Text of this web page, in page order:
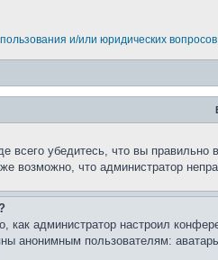
и/или юридических
всего убедитесь, что вы
возможно, что администратор
как администратор настроил
анонимным пользователям: